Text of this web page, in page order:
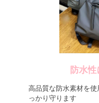
防水
高品質な防水素材を
っかり守ります